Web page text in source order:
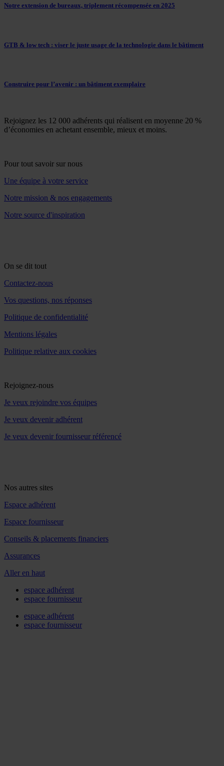
Notre extension de bureaux, triplement récompensée en 2025
GTB & low tech : viser le juste usage de la technologie dans le bâtiment
Construire pour l’avenir : un bâtiment exemplaire
Rejoignez les 12 000 adhérents qui réalisent en moyenne 20 %
d’économies en achetant ensemble, mieux et moins.
Pour tout savoir sur nous
Une équipe à votre service
Notre mission & nos engagements
Notre source d'inspiration
On se dit tout
Contactez-nous
Vos questions, nos réponses
Politique de confidentialité
Mentions légales
Politique relative aux cookies
Rejoignez-nous
Je veux rejoindre vos équipes
Je veux devenir adhérent
Je veux devenir fournisseur référencé
Nos autres sites
Espace adhérent
Espace fournisseur
Conseils & placements financiers
Assurances
Aller en haut
espace adhérent
espace fournisseur
espace adhérent
espace fournisseur